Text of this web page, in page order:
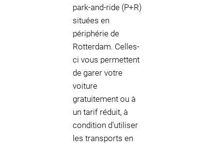
park-and-ride (P+R)
situées en
périphérie de
Rotterdam. Celles-
ci vous permettent
de garer votre
voiture
gratuitement ou à
un tarif réduit, à
condition d'utiliser
les transports en